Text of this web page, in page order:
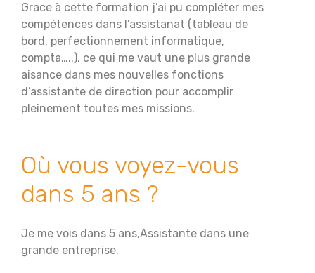
Grace à cette formation j’ai pu compléter mes
compétences dans l’assistanat (tableau de
bord, perfectionnement informatique,
compta…..), ce qui me vaut une plus grande
aisance dans mes nouvelles fonctions
d’assistante de direction pour accomplir
pleinement toutes mes missions.
Où vous voyez-vous
dans 5 ans ?
Je me vois dans 5 ans,Assistante dans une
grande entreprise.